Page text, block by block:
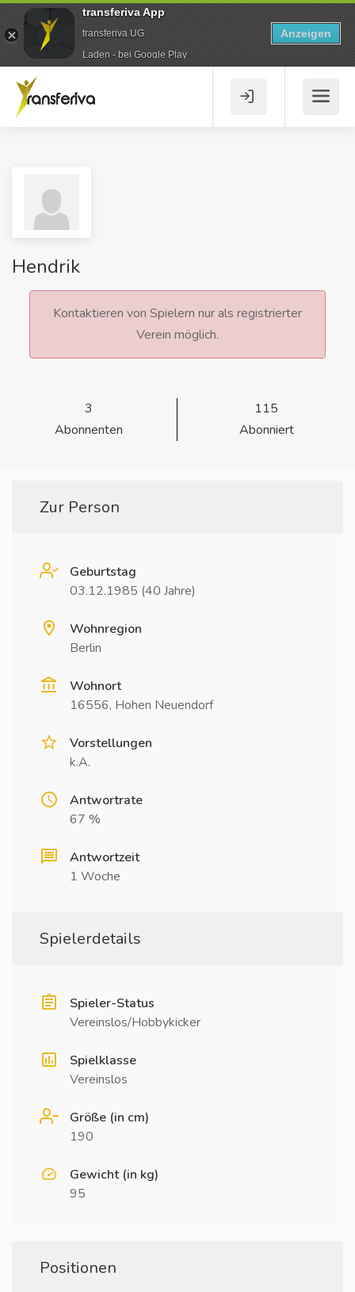
Hendrik
Kontaktieren von Spielern nur als registrierter
Verein möglich.
3
Abonnenten
115
Abonniert
Zur Person
Geburtstag
03.12.1985 (40 Jahre)
Wohnregion
Berlin
Wohnort
16556, Hohen Neuendorf
Vorstellungen
k.A.
Antwortrate
67 %
Antwortzeit
1 Woche
Spielerdetails
Spieler-Status
Vereinslos/Hobbykicker
Spielklasse
Vereinslos
Größe (in cm)
190
Gewicht (in kg)
95
Positionen
transferiva App
transferiva UG
Laden - bei Google Play
Anzeigen